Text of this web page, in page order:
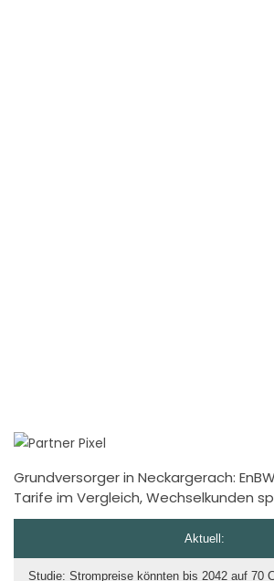
Grundversorger in Neckargerach:
Tarife im Vergleich, Wechselkunden
Aktuell:
Studie: Strompreise könnten bis 2042 auf 70